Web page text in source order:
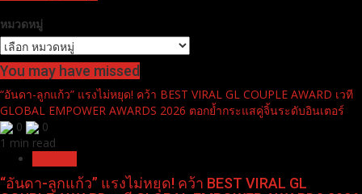
twitter
Tweets by aniceentertain
Category
หมวดหมู่
You may have missed